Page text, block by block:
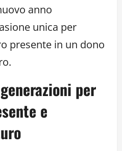
anno
unica per
presente in un dono
per
e